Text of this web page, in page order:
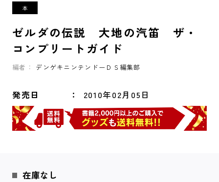
ゼルダの伝説 大地の汽笛 ザ・
コンプリートガイド
編者： デンゲキニンテンドーＤＳ編集部
発売日 2010年02月05日
在庫なし